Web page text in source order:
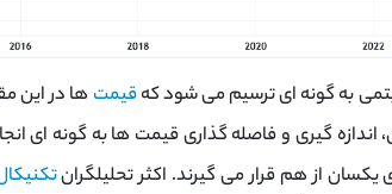
به گونه ای ترسیم می شود کهقیمت ها در این
اندازه گیری و فاصله گذاری قیمت ها به گونه ای
از هم قرار می گیرند. اکثر تحلیلگران